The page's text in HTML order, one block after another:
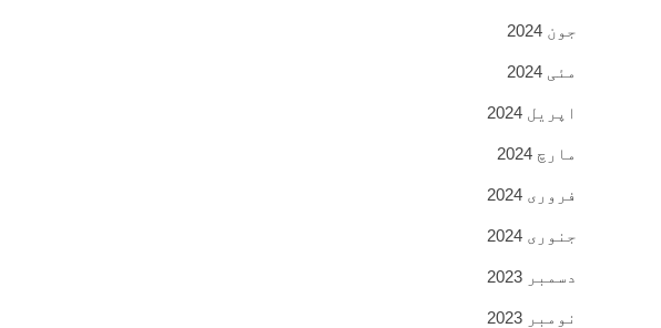
جون 2024
مئی 2024
اپریل 2024
مارچ 2024
فروری 2024
جنوری 2024
دسمبر 2023
نومبر 2023